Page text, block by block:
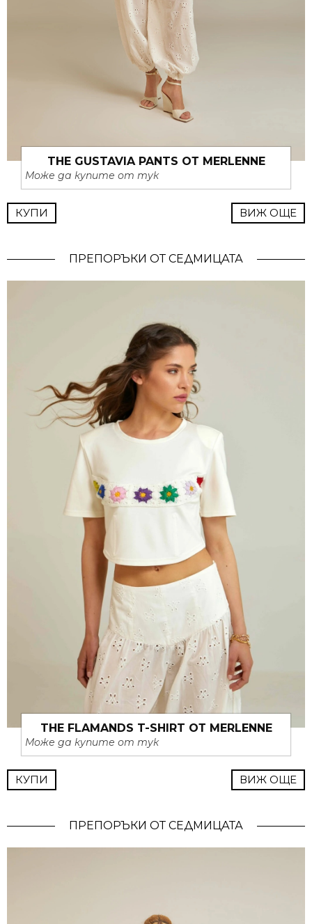
THE GUSTAVIA PANTS ОТ MERLENNE
Може да купите от тук
КУПИ ВИЖ ОЩЕ
ПРЕПОРЪКИ ОТ СЕДМИЦАТА
THE FLAMANDS T-SHIRT ОТ MERLENNE
Може да купите от тук
КУПИ ВИЖ ОЩЕ
ПРЕПОРЪКИ ОТ СЕДМИЦАТА